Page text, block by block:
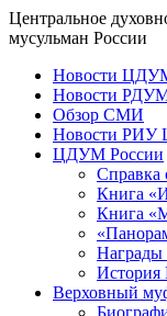
Центральное
мусульман России
Новости
Новости
Обзор СМИ
Новости РИУ
ЦДУМ России
Книга
Книга
Верховный